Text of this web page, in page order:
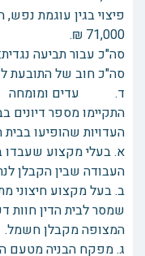
פיצוי בגין עוגמת
71,000 ₪.
סה"כ עבור תביעה נגדית: 431,336 ₪.
סה"כ חוב של התובעת
ד. עדים ומומחה
התקיימו מספר דיונים
העדויות שהופיעו
א. בעלי מקצוע שעבדו
העבודה שבין הקבלן
ב. בעל מקצוע חיצוני
שמסר לבית הדין חוות
המצופה מקבלן חשמל.
ג. מפקח הבניה מטעם